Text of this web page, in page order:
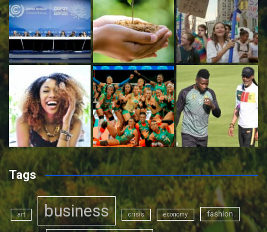
Tags
art business crisis economy fashion